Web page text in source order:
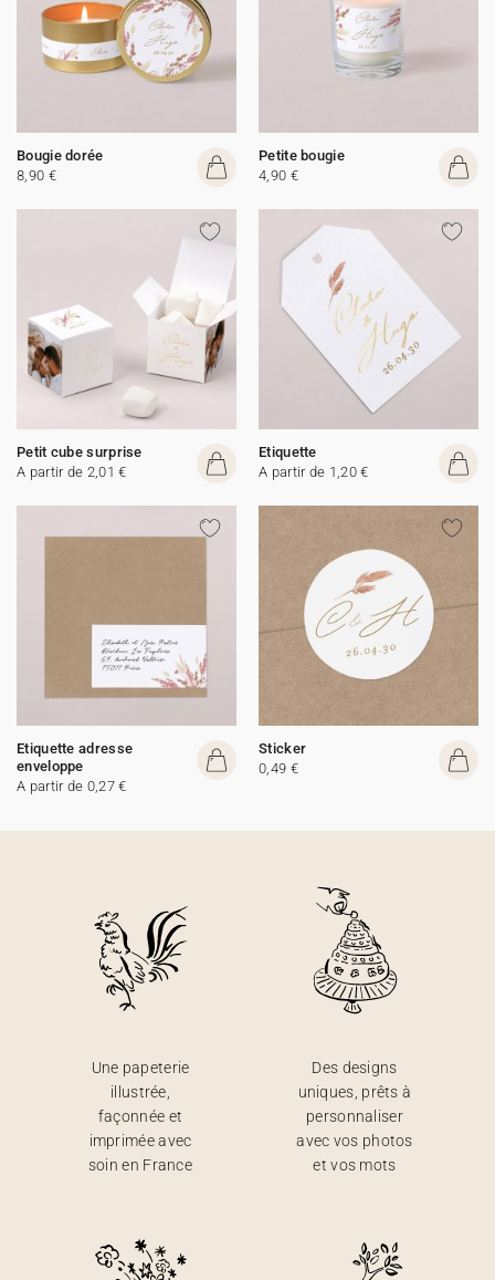
Bougie dorée
8,90 €
Petite bougie
4,90 €
Petit cube surprise
A partir de 2,01 €
Etiquette
A partir de 1,20 €
Etiquette adresse
enveloppe
A partir de 0,27 €
Sticker
0,49 €
Une papeterie
illustrée,
façonnée et
imprimée avec
soin en France
Des designs
uniques, prêts à
personnaliser
avec vos photos
et vos mots